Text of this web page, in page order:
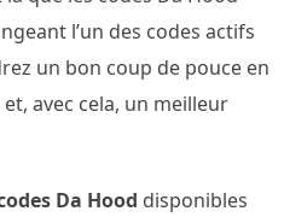
l’un des codes actifs
un bon coup de pouce en
avec cela, un meilleur
Da Hood disponibles